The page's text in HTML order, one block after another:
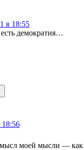
в 18:55
демократия…
моей мысли — как